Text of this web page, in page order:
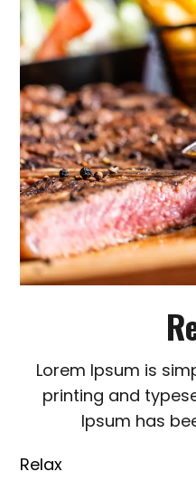
Lorem Ipsum is
printing and
Ipsum has
Relax